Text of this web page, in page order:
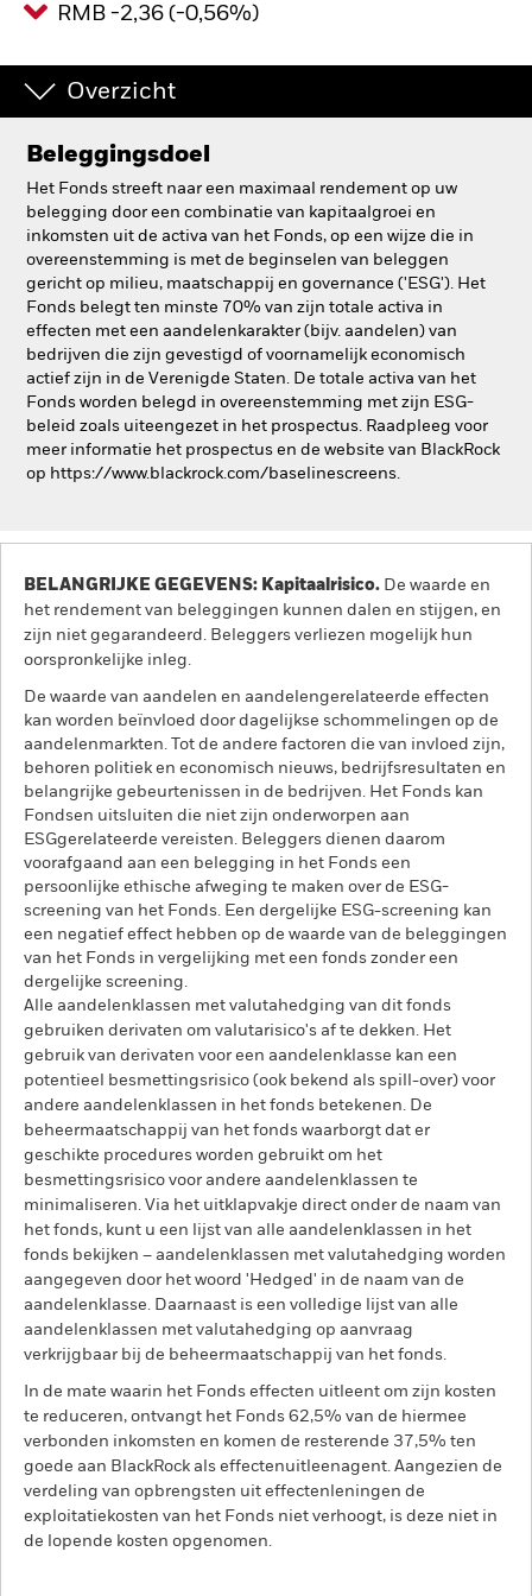
iShares
Aladdin
Ons bedrijf
RMB -2,36 (-0,56%)
Overzicht
Beleggingsdoel
Het Fonds streeft naar een maximaal rendement op uw
belegging door een combinatie van kapitaalgroei en
inkomsten uit de activa van het Fonds, op een wijze die in
overeenstemming is met de beginselen van beleggen
gericht op milieu, maatschappij en governance ('ESG'). Het
Fonds belegt ten minste 70% van zijn totale activa in
effecten met een aandelenkarakter (bijv. aandelen) van
bedrijven die zijn gevestigd of voornamelijk economisch
actief zijn in de Verenigde Staten. De totale activa van het
Fonds worden belegd in overeenstemming met zijn ESG-
beleid zoals uiteengezet in het prospectus. Raadpleeg voor
meer informatie het prospectus en de website van BlackRock
op https://www.blackrock.com/baselinescreens.
BELANGRIJKE GEGEVENS: Kapitaalrisico. De waarde en
het rendement van beleggingen kunnen dalen en stijgen, en
zijn niet gegarandeerd. Beleggers verliezen mogelijk hun
oorspronkelijke inleg.
De waarde van aandelen en aandelengerelateerde effecten
kan worden beïnvloed door dagelijkse schommelingen op de
aandelenmarkten. Tot de andere factoren die van invloed zijn,
behoren politiek en economisch nieuws, bedrijfsresultaten en
belangrijke gebeurtenissen in de bedrijven. Het Fonds kan
Fondsen uitsluiten die niet zijn onderworpen aan
ESGgerelateerde vereisten. Beleggers dienen daarom
voorafgaand aan een belegging in het Fonds een
persoonlijke ethische afweging te maken over de ESG-
screening van het Fonds. Een dergelijke ESG-screening kan
een negatief effect hebben op de waarde van de beleggingen
van het Fonds in vergelijking met een fonds zonder een
dergelijke screening.
Alle aandelenklassen met valutahedging van dit fonds
gebruiken derivaten om valutarisico's af te dekken. Het
gebruik van derivaten voor een aandelenklasse kan een
potentieel besmettingsrisico (ook bekend als spill-over) voor
andere aandelenklassen in het fonds betekenen. De
beheermaatschappij van het fonds waarborgt dat er
geschikte procedures worden gebruikt om het
besmettingsrisico voor andere aandelenklassen te
minimaliseren. Via het uitklapvakje direct onder de naam van
het fonds, kunt u een lijst van alle aandelenklassen in het
fonds bekijken – aandelenklassen met valutahedging worden
aangegeven door het woord 'Hedged' in de naam van de
aandelenklasse. Daarnaast is een volledige lijst van alle
aandelenklassen met valutahedging op aanvraag
verkrijgbaar bij de beheermaatschappij van het fonds.
In de mate waarin het Fonds effecten uitleent om zijn kosten
te reduceren, ontvangt het Fonds 62,5% van de hiermee
verbonden inkomsten en komen de resterende 37,5% ten
goede aan BlackRock als effectenuitleenagent. Aangezien de
verdeling van opbrengsten uit effectenleningen de
exploitatiekosten van het Fonds niet verhoogt, is deze niet in
de lopende kosten opgenomen.